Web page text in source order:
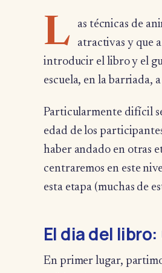
L
as técnicas de
atractivas y que
introducir el libro y el
escuela, en la barriada,
Particularmente difícil
edad de los
haber andado en otras
centraremos en este
esta etapa (muchas de
El dia del
En primer lugar,